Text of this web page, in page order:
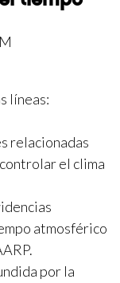
líneas:
relacionadas
el clima
atmosférico
por la